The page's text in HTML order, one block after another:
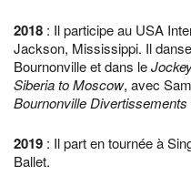
2018 : Il participe au USA
Jackson, Mississippi. Il
Bournonville et dans le
Siberia to Moscow, avec
Bournonville Divertissements
2019 : Il part en tournée à
Ballet.